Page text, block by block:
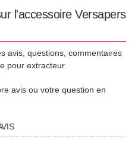
l'accessoire Versapers
avis, questions, commentaires
pour extracteur.
avis ou votre question en